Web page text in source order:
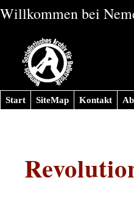
Willkommen bei
Start SiteMap Kontakt